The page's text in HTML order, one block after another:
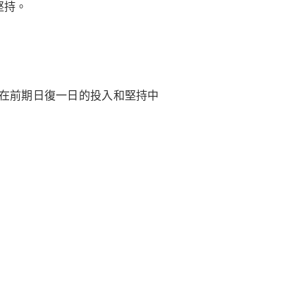
。
期日復一日的投入和堅持中